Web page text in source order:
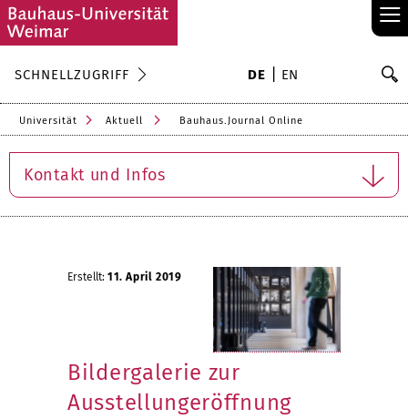
≡
SCHNELLZUGRIFF DE EN
Universität Aktuell Bauhaus.Journal Online
Kontakt und Infos
Erstellt: 11. April 2019
Bildergalerie zur
Ausstellungeröffnung